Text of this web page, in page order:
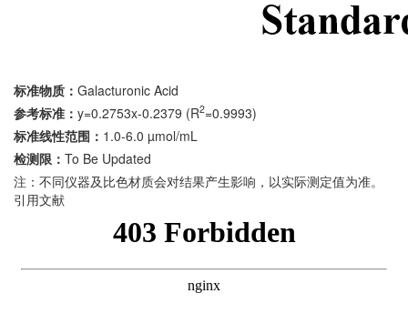
标准物质： Galacturonic Acid
参考标准： y=0.2753x-0.2379 (R2=0.9993)
标准线性范围： 1.0-6.0 µmol/mL
检测限： To Be Updated
注：不同仪器及比色材质会对结果产生影响，以实际测定值为准。
引用文献